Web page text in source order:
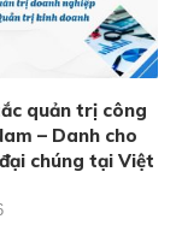
quản trị công
– Danh cho
chúng tại Việt